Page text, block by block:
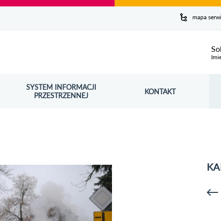
mapa
SYSTEM INFORMACJI
PRZESTRZENNEJ
OTWORZY SIĘ W NOWYM OKNIE KONTAKT